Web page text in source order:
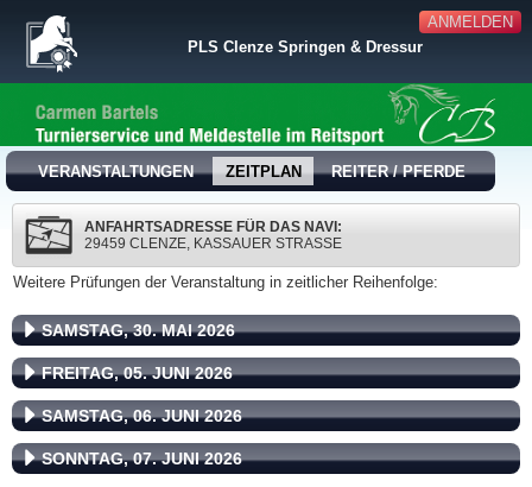
ANMELDEN
PLS Clenze Springen & Dressur
VERANSTALTUNGEN ZEITPLAN REITER / PFERDE
ANFAHRTSADRESSE FÜR DAS NAVI:
29459 CLENZE, KASSAUER STRASSE
Weitere Prüfungen der Veranstaltung in zeitlicher Reihenfolge:
SAMSTAG, 30. MAI 2026
FREITAG, 05. JUNI 2026
SAMSTAG, 06. JUNI 2026
SONNTAG, 07. JUNI 2026